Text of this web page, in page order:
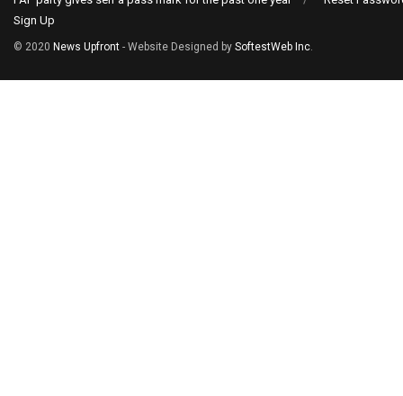
Sign Up
© 2020 News Upfront - Website Designed by SoftestWeb Inc.